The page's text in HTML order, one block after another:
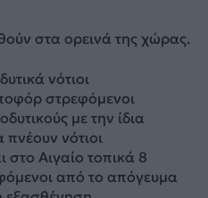
στα ορεινά της χώρας.
νότιοι
στρεφόμενοι
με την ίδια
νότιοι
στο Αιγαίο τοπικά 8
από το απόγευμα